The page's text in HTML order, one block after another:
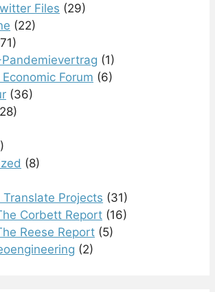
Files (29)
(22)
(1)
Forum (6)
(36)
(8)
Projects (31)
Corbett Report (16)
Reese Report (5)
(2)